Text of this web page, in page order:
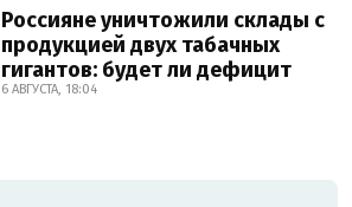
Россияне уничтожили склады с
продукцией двух табачных
гигантов: будет ли дефицит
6 АВГУСТА, 18:04